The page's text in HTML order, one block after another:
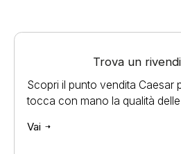
Trova un
Scopri il punto vendita Caesar
tocca con mano la qualità
Vai